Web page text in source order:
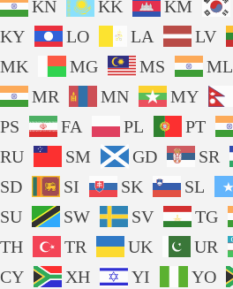
KN
KK KM
KY
LO LA LV
MK
MG MS ML
MR
MN MY
PS
FA PL PT
RU
SM GD SR
SD
SI SK SL
SU
SW SV TG
TH
TR UK UR
CY
XH YI YO